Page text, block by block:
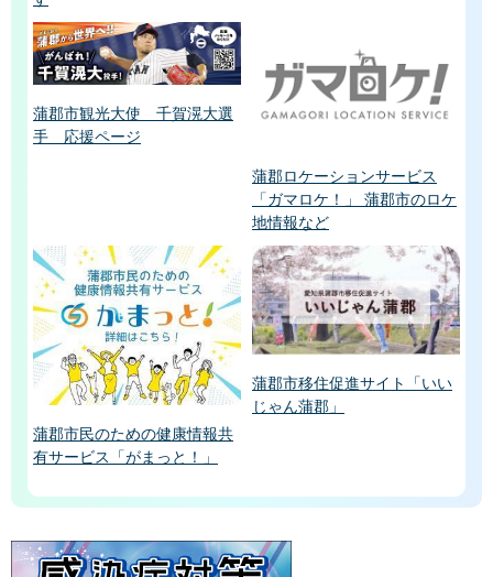
蒲郡市観光大使 千賀滉大選
手 応援ページ
蒲郡ロケーションサービス
「ガマロケ！」 蒲郡市のロケ
地情報など
蒲郡市民のための健康情報共
有サービス「がまっと！」
蒲郡市移住促進サイト「いい
じゃん蒲郡」